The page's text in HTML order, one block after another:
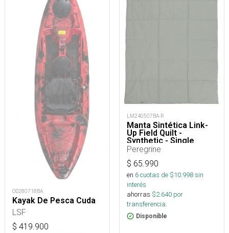
OD280718BA
Kayak De Pesca Cuda
LSF
$ 419.900
LM240507BA-R
Manta Sintética Link-
Up Field Quilt -
Synthetic - Single
Peregrine
$ 65.990
en 6cuotas de $10.998sin
interés
ahorras $2.640 por
transferencia.
Disponible